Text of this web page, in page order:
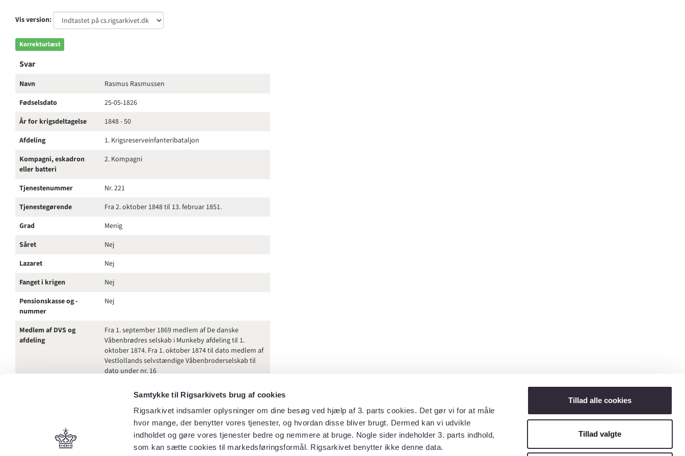
Samtykke til Rigsarkivets brug af cookies
Rigsarkivet indsamler oplysninger om dine besøg ved hjælp af 3. parts cookies. Det gør vi for at måle
hvor mange, der benytter vores tjenester, og hvordan disse bliver brugt. Dermed kan vi udvikle
indholdet og gøre vores tjenester bedre og nemmere at bruge. Nogle sider indeholder 3. parts indhold,
som kan sætte cookies til markedsføringsformål. Rigsarkivet benytter ikke denne data.
Tillad alle cookies
Tillad valgte
Vis version:
Korrekturlæst
Svar
Navn
Rasmus Rasmussen
Fødselsdato
25-05-1826
År for krigsdeltagelse
1848 - 50
Afdeling
1. Krigsreserveinfanteribataljon
Kompagni, eskadron
eller batteri
2. Kompagni
Tjenestenummer
Nr. 221
Tjenestegørende
Fra 2. oktober 1848 til 13. februar 1851.
Grad
Menig
Såret
Nej
Lazaret
Nej
Fanget i krigen
Nej
Pensionskasse og -
nummer
Nej
Medlem af DVS og
afdeling
Fra 1. september 1869 medlem af De danske
Våbenbrødres selskab i Munkeby afdeling til 1.
oktober 1874. Fra 1. oktober 1874 til dato medlem af
Vestlollands selvstændige Våbenbroderselskab til
dato under nr. 16
Maribo amt, Lollands Sønder herred, Kappel sogn,
Knubbeløkke by
Gårdejer R. Rasmussen, Knubbeløkke pr Nakskov